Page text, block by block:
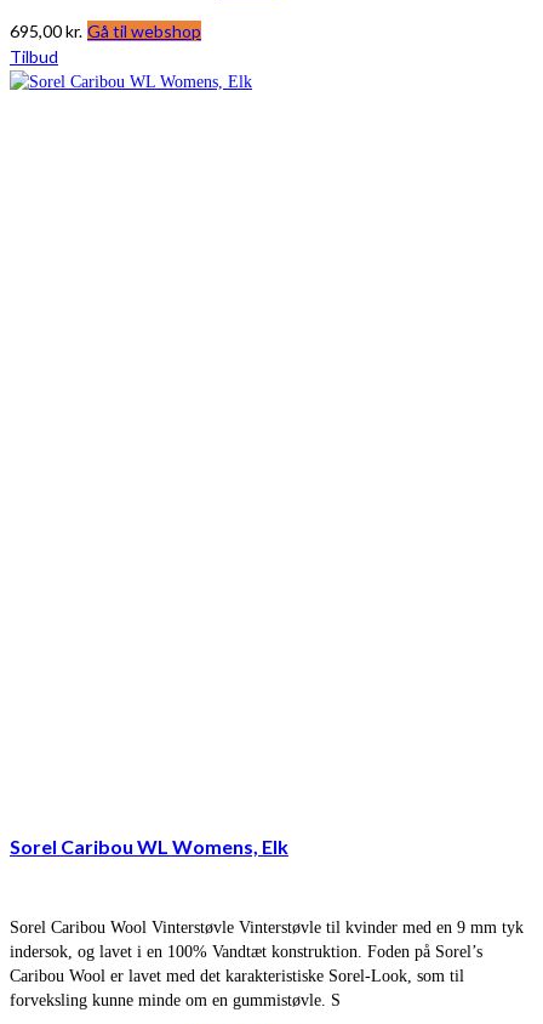
695,00kr. Gå til webshop
Tilbud
Sorel Caribou WL Womens, Elk
Sorel Caribou Wool Vinterstøvle Vinterstøvle til kvinder med en 9 mm tyk
indersok, og lavet i en 100% Vandtæt konstruktion. Foden på Sorel’s
Caribou Wool er lavet med det karakteristiske Sorel-Look, som til
forveksling kunne minde om en gummistøvle. S